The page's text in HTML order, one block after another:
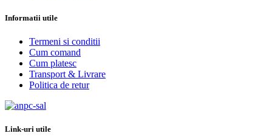
Informatii utile
Termeni si conditii
Cum comand
Cum platesc
Transport & Livrare
Politica de retur
Link-uri utile